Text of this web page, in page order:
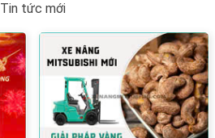
Tin tức mới